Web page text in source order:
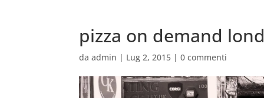
pizza on demand
daadmin | Lug 2, 2015 |0 commenti